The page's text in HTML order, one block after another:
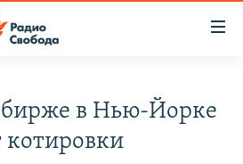
в Нью-Йорке
котировки